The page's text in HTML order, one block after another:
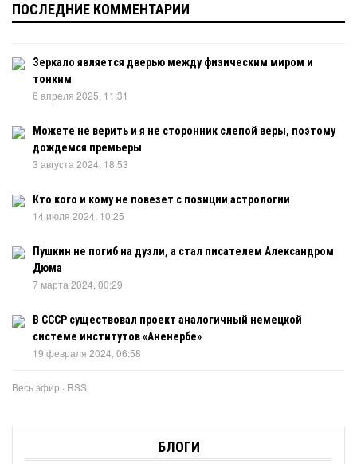
ПОСЛЕДНИЕ КОММЕНТАРИИ
Зеркало является дверью между физическим миром и
тонким
6 апреля 2025, 11:31
Можете не верить и я не сторонник слепой веры, поэтому
дождемся премьеры
3 августа 2024, 18:53
Кто кого и кому не повезет с позиции астрологии
14 июля 2024, 10:25
Пушкин не погиб на дуэли, а стал писателем Александром
Дюма
7 марта 2024, 00:29
В СССР существовал проект аналогичный немецкой
системе институтов «Аненербе»
19 февраля 2024, 06:58
Весь эфир · RSS
БЛОГИ